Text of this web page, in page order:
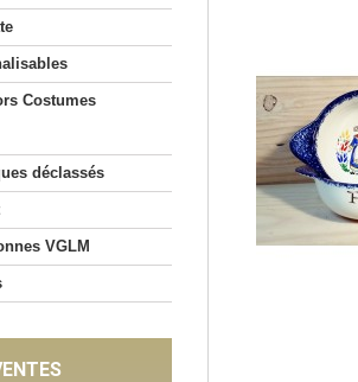
Costumes
déclassés
VGLM